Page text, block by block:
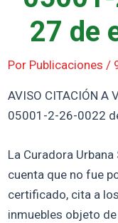
27 de
Por Publicaciones /
AVISO CITACIÓN A
05001-2-26-0022
La Curadora
cuenta que no fue
certificado, cita a
inmuebles objeto